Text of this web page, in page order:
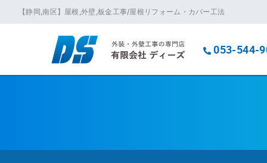
【静岡,南区】屋根,外壁,板金工事/屋根リフォーム・カバー工法
053-544-